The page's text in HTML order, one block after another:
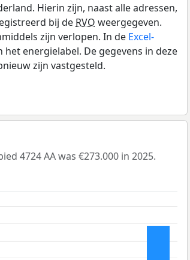
Hierin zijn, naast alle adressen,
bij de RVO weergegeven.
zijn verlopen. In de Excel-
energielabel. De gegevens in deze
zijn vastgesteld.
4724 AA was €273.000 in 2025.